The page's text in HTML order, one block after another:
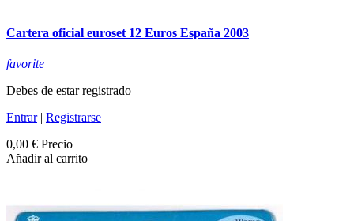
Cartera oficial euroset 12 Euros España 2003
favorite
Debes de estar registrado
Entrar| Registrarse
0,00 € Precio
Añadir al carrito